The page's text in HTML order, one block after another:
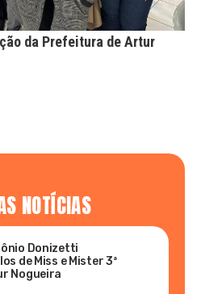
da Prefeitura de Artur
NOTÍCIAS
Donizetti
de Miss e Mister 3ª
Nogueira